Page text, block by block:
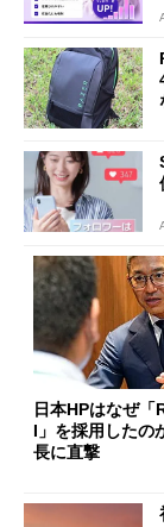
日本HPはなぜ
I」を採用した
長に直撃